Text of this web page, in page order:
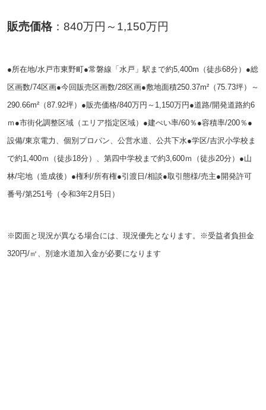
販売価格：840万円～1,150万円
●所在地/水戸市東野町●常磐線「水戸」駅まで約5,400m（徒歩68分）●総
区画数/74区画●今回販売区画数/28区画●敷地面積250.37m²（75.73坪）～
290.66m²（87.92坪）●販売価格/840万円～1,150万円●道路/開発道路約6
ｍ●市街化調整区域（エリア指定区域） ●建ぺい率/60％●容積率/200％●
設備/東京電力、個別プロパン、公営水道、公共下水●学区/吉沢小学校ま
で約1,400ｍ（徒歩18分）、第四中学校まで約3,600ｍ（徒歩20分）●山
林/宅地（造成後）●権利/所有権●引渡日/相談●取引態様/売主●開発許可
番号/第251号（令和3年2月5日）
※図面と現況が異なる場合には、現況優先となります。※受益者負担金
320円/㎡、別途水道加入金が必要になります